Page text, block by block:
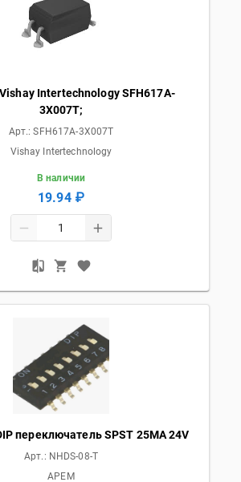
Intertechnology SFH617A-
3X007T;
Арт.:SFH617A-3X007T
Vishay Intertechnology
В наличии
19.94 ₽
переключатель SPST 25MA 24V
Арт.: NHDS-08-T
APEM